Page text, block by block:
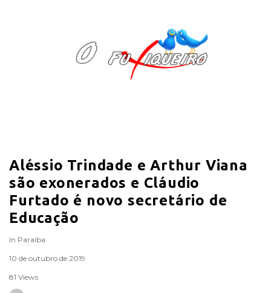
F
q
u
e
i
Aléssio Trindade e Arthur Viana
são exonerados e Cláudio
Furtado é novo secretário de
Educação
In Paraíba
10 de outubro de 2019
81 Views